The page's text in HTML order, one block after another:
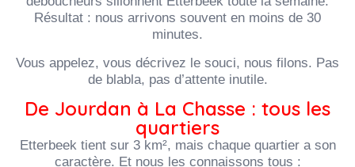
Résultat : nous arrivons souvent en moins de 30
minutes.
Vous appelez, vous décrivez le souci, nous filons. Pas
de blabla, pas d’attente inutile.
De Jourdan à La Chasse : tous les
quartiers
Etterbeek tient sur 3 km², mais chaque quartier a son
caractère. Et nous les connaissons tous :